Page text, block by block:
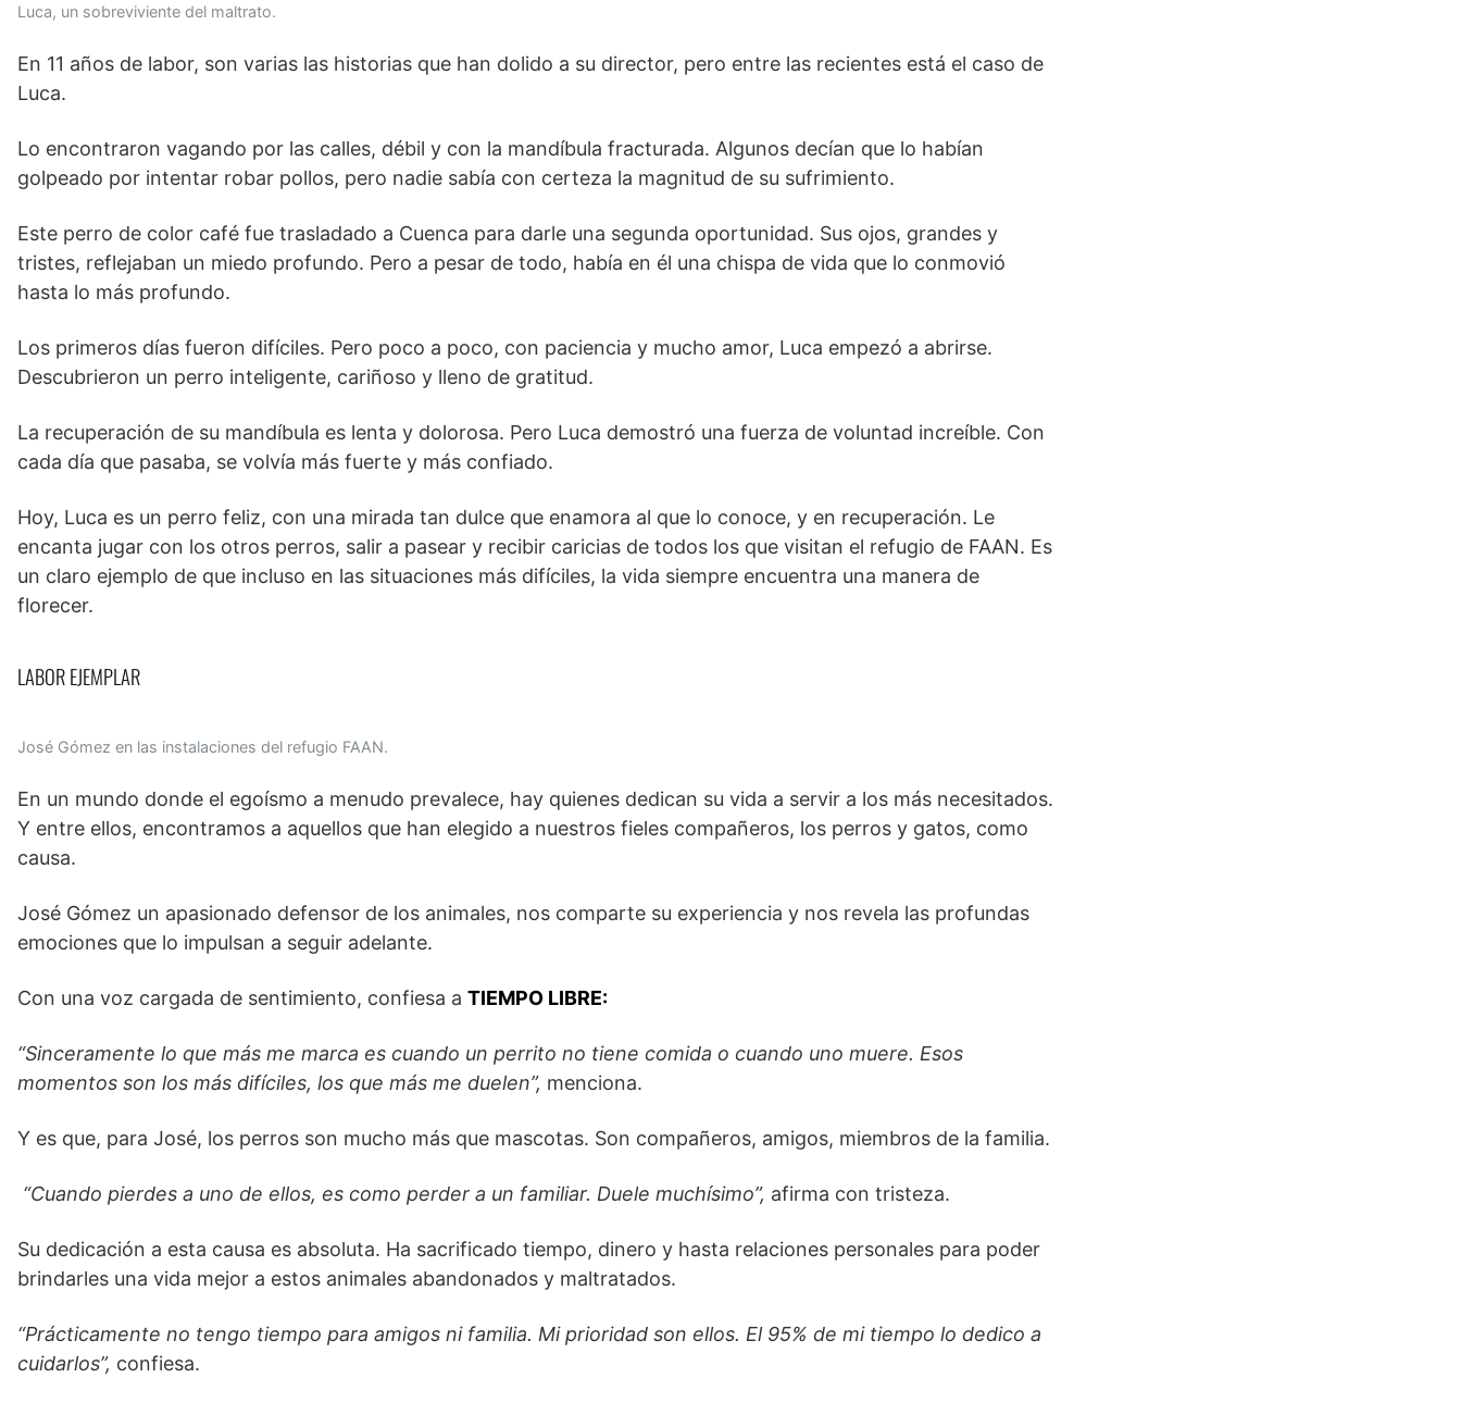
Luca, un sobreviviente del maltrato.
En 11 años de labor, son varias las historias que han dolido a su director, pero entre las recientes está el caso de
Luca.
Lo encontraron vagando por las calles, débil y con la mandíbula fracturada. Algunos decían que lo habían
golpeado por intentar robar pollos, pero nadie sabía con certeza la magnitud de su sufrimiento.
Este perro de color café fue trasladado a Cuenca para darle una segunda oportunidad. Sus ojos, grandes y
tristes, reflejaban un miedo profundo. Pero a pesar de todo, había en él una chispa de vida que lo conmovió
hasta lo más profundo.
Los primeros días fueron difíciles. Pero poco a poco, con paciencia y mucho amor, Luca empezó a abrirse.
Descubrieron un perro inteligente, cariñoso y lleno de gratitud.
La recuperación de su mandíbula es lenta y dolorosa. Pero Luca demostró una fuerza de voluntad increíble. Con
cada día que pasaba, se volvía más fuerte y más confiado.
Hoy, Luca es un perro feliz, con una mirada tan dulce que enamora al que lo conoce, y en recuperación. Le
encanta jugar con los otros perros, salir a pasear y recibir caricias de todos los que visitan el refugio de FAAN. Es
un claro ejemplo de que incluso en las situaciones más difíciles, la vida siempre encuentra una manera de
florecer.
LABOR EJEMPLAR
José Gómez en las instalaciones del refugio FAAN.
En un mundo donde el egoísmo a menudo prevalece, hay quienes dedican su vida a servir a los más necesitados.
Y entre ellos, encontramos a aquellos que han elegido a nuestros fieles compañeros, los perros y gatos, como
causa.
José Gómez un apasionado defensor de los animales, nos comparte su experiencia y nos revela las profundas
emociones que lo impulsan a seguir adelante.
Con una voz cargada de sentimiento, confiesa a TIEMPO LIBRE:
“Sinceramente lo que más me marca es cuando un perrito no tiene comida o cuando uno muere. Esos
momentos son los más difíciles, los que más me duelen”, menciona.
Y es que, para José, los perros son mucho más que mascotas. Son compañeros, amigos, miembros de la familia.
“Cuando pierdes a uno de ellos, es como perder a un familiar. Duele muchísimo”, afirma con tristeza.
Su dedicación a esta causa es absoluta. Ha sacrificado tiempo, dinero y hasta relaciones personales para poder
brindarles una vida mejor a estos animales abandonados y maltratados.
“Prácticamente no tengo tiempo para amigos ni familia. Mi prioridad son ellos. El 95% de mi tiempo lo dedico a
cuidarlos”, confiesa.